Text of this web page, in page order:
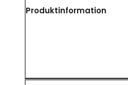
Produktinformation